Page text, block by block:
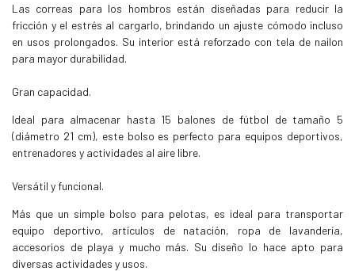
Las correas para los hombros están diseñadas para reducir la
fricción y el estrés al cargarlo, brindando un ajuste cómodo incluso
en usos prolongados. Su interior está reforzado con tela de nailon
para mayor durabilidad.
Gran capacidad.
Ideal para almacenar hasta 15 balones de fútbol de tamaño 5
(diámetro 21 cm), este bolso es perfecto para equipos deportivos,
entrenadores y actividades al aire libre.
Versátil y funcional.
Más que un simple bolso para pelotas, es ideal para transportar
equipo deportivo, artículos de natación, ropa de lavandería,
accesorios de playa y mucho más. Su diseño lo hace apto para
diversas actividades y usos.